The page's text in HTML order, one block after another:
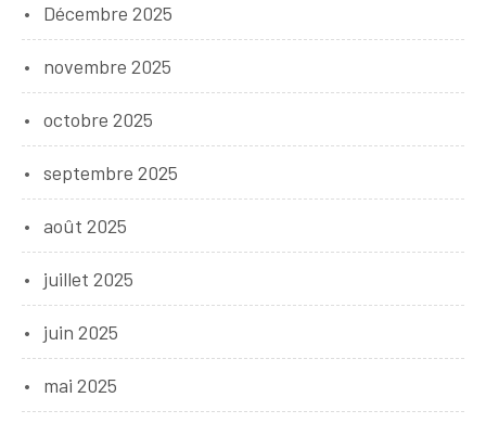
Décembre 2025
novembre 2025
octobre 2025
septembre 2025
août 2025
juillet 2025
juin 2025
mai 2025